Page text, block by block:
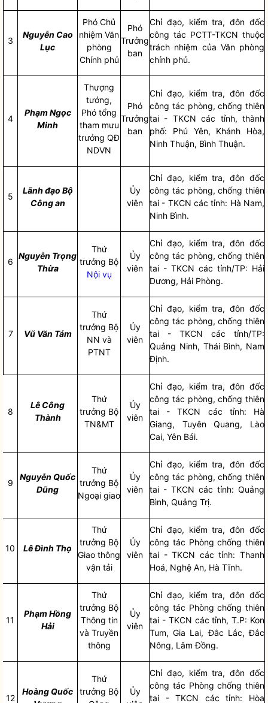
3
Nguyễn Cao
Lục
Phó Chủ
nhiệm Văn
phòng
Chính phủ
Phó
Trưởng
ban
Chỉ đạo, kiểm tra, đôn đốc
công tác PCTT-TKCN thuộc
trách nhiệm của Văn phòng
chính phủ.
4
Phạm Ngọc
Minh
Thượng
tướng,
Phó tổng
tham mưu
trưởng QĐ
NDVN
Phó
Trưởng
ban
Chỉ đạo, kiểm tra, đôn đốc
công tác phòng, chống thiên
tai - TKCN các tỉnh, thành
phố: Phú Yên, Khánh Hòa,
Ninh Thuận, Bình Thuận.
5
Lãnh đạo Bộ
Công an
Ủy
viên
Chỉ đạo, kiểm tra, đôn đốc
công tác phòng, chống thiên
tai - TKCN các tỉnh: Hà Nam,
Ninh Bình.
6
Nguyễn Trọng
Thừa
Thứ
trưởng Bộ
Nội vụ
Ủy
viên
Chỉ đạo, kiểm tra, đôn đốc
công tác phòng, chống thiên
tai - TKCN các tỉnh/TP: Hải
Dương, Hải Phòng.
7 Vũ Văn Tám
Thứ
trưởng Bộ
NN và
PTNT
Ủy
viên
Chỉ đạo, kiểm tra, đôn đốc
công tác phòng, chống thiên
tai - TKCN các tỉnh/TP:
Quảng Ninh, Thái Bình, Nam
Định.
8
Lê Công
Thành
Thứ
trưởng Bộ
TN&MT
Ủy
viên
Chỉ đạo, kiểm tra, đôn đốc
công tác phòng, chống thiên
tai - TKCN các tỉnh: Hà
Giang, Tuyên Quang, Lào
Cai, Yên Bái.
9
Nguyễn Quốc
Dũng
Thứ
trưởng Bộ
Ngoại giao
Ủy
viên
Chỉ đạo, kiểm tra, đôn đốc
công tác phòng, chống thiên
tai - TKCN các tỉnh: Quảng
Bình, Quảng Trị.
10 Lê Đình Thọ
Thứ
trưởng Bộ
Giao thông
vận tải
Ủy
viên
Chỉ đạo, kiểm tra, đôn đốc
công tác Phòng chống thiên
tai - TKCN các tỉnh: Thanh
Hoá, Nghệ An, Hà Tĩnh.
11
Phạm Hồng
Hải
Thứ
trưởng Bộ
Thông tin
và Truyền
thông
Ủy
viên
Chỉ đạo, kiểm tra, đôn đốc
công tác Phòng chống thiên
tai - TKCN các tỉnh, T.P: Kon
Tum, Gia Lai, Đắc Lắc, Đắc
Nông, Lâm Đồng.
12
Hoàng Quốc
Thứ
trưởng Bộ
Ủy
Chỉ đạo, kiểm tra, đôn đốc
công tác Phòng chống thiên
tai - TKCN các tỉnh: Hòa